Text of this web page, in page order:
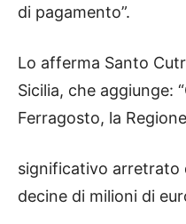
di pagamento”.
Lo afferma Santo
Sicilia, che aggiunge:
Ferragosto, la
significativo arretrato
decine di milioni di